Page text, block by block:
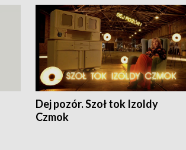
Dej pozór. Szoł tok Izoldy
Czmok